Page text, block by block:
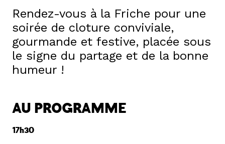
Rendez-vous à la Friche pour une
soirée de cloture conviviale,
gourmande et festive, placée sous
le signe du partage et de la bonne
humeur !
AU PROGRAMME
17h30